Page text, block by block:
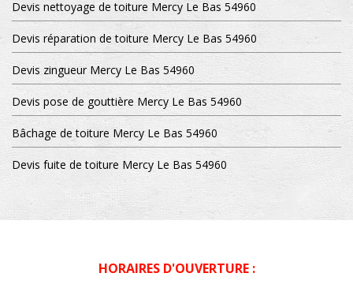
Devis nettoyage de toiture Mercy Le Bas 54960
Devis réparation de toiture Mercy Le Bas 54960
Devis zingueur Mercy Le Bas 54960
Devis pose de gouttière Mercy Le Bas 54960
Bâchage de toiture Mercy Le Bas 54960
Devis fuite de toiture Mercy Le Bas 54960
HORAIRES D'OUVERTURE :